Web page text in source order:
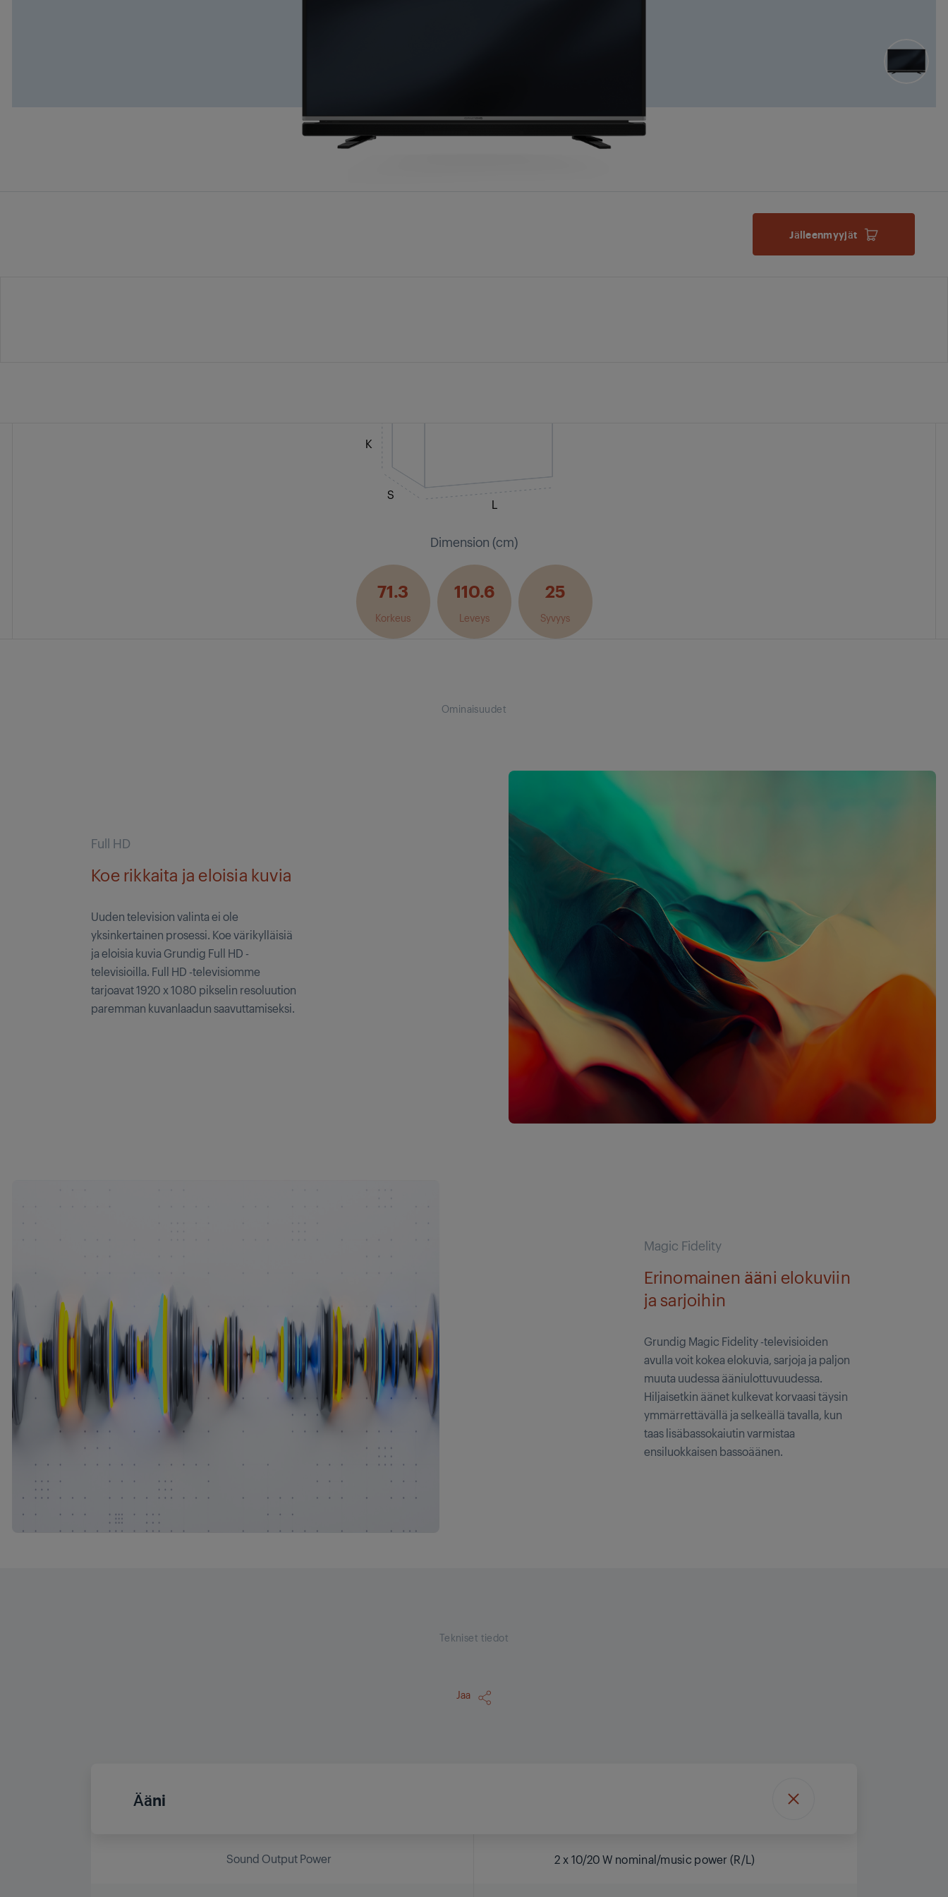
Jälleenmyyjät
K
S
L
Dimension (cm)
71.3
Korkeus
110.6
Leveys
25
Syvyys
Ominaisuudet
Full HD
Koe rikkaita ja eloisia kuvia
Uuden television valinta ei ole
yksinkertainen prosessi. Koe värikylläisiä
ja eloisia kuvia Grundig Full HD -
televisioilla. Full HD -televisiomme
tarjoavat 1920 x 1080 pikselin resoluution
paremman kuvanlaadun saavuttamiseksi.
Magic Fidelity
Erinomainen ääni elokuviin
ja sarjoihin
Grundig Magic Fidelity -televisioiden
avulla voit kokea elokuvia, sarjoja ja paljon
muuta uudessa ääniulottuvuudessa.
Hiljaisetkin äänet kulkevat korvaasi täysin
ymmärrettävällä ja selkeällä tavalla, kun
taas lisäbassokaiutin varmistaa
ensiluokkaisen bassoäänen.
Tekniset tiedot
Jaa
Ääni
Sound Output Power 2 x 10/20 W nominal/music power (R/L)